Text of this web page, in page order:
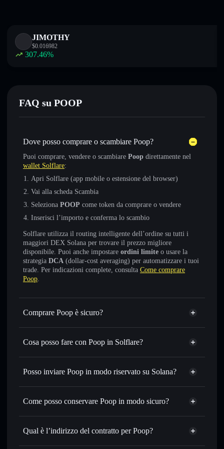
JIMOTHY
$0.016982
307.46%
FAQ su POOP
Dove posso comprare o scambiare Poop?
Puoi comprare, vendere o scambiare Poop direttamente nel
wallet Solflare:
Apri Solflare (app mobile o estensione del browser)
Vai alla scheda Scambia
Seleziona POOP come token da comprare o vendere
Inserisci l’importo e conferma lo scambio
Solflare utilizza il routing intelligente dell’ordine su tutti i
maggiori DEX Solana per trovare il prezzo migliore
disponibile. Puoi anche impostare ordini limite o usare la
strategia DCA (dollar-cost averaging) per automatizzare i tuoi
trade. Per indicazioni complete, consulta Come comprare
Poop.
Comprare Poop è sicuro?
Poop non è verificato
Cosa posso fare con Poop in Solflare?
Poop
wallet Solflare
Scambiare istantaneamente— scambia POOP in SOL,
con il routing intelligente dell’ordine
Impostare ordini limite— automatizza i tuoi trade al
POOP nel tempo
Inviare in modo riservato— trasferisci POOP senza
Posso inviare Poop in modo riservato su Solana?
Aggregatore di privacy
Come posso conservare Poop in modo sicuro?
Poop
Qual è l’indirizzo del contratto per Poop?
Poop